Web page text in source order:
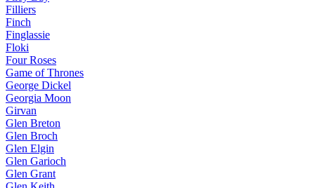
Filliers
Finch
Finglassie
Floki
Four Roses
Game of Thrones
George Dickel
Georgia Moon
Girvan
Glen Breton
Glen Broch
Glen Elgin
Glen Garioch
Glen Grant